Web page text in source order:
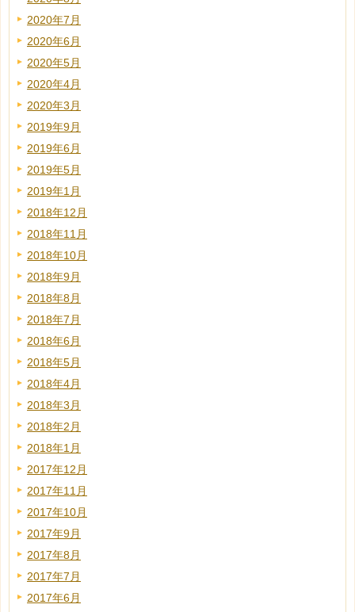
2020年7月
2020年6月
2020年5月
2020年4月
2020年3月
2019年9月
2019年6月
2019年5月
2019年1月
2018年12月
2018年11月
2018年10月
2018年9月
2018年8月
2018年7月
2018年6月
2018年5月
2018年4月
2018年3月
2018年2月
2018年1月
2017年12月
2017年11月
2017年10月
2017年9月
2017年8月
2017年7月
2017年6月